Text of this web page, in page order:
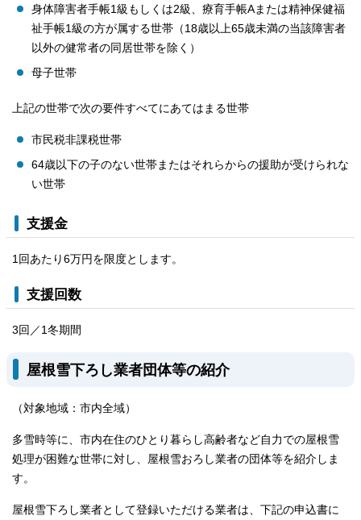
身体障害者手帳1級もしくは2級、療育手帳Aまたは精神保健福
祉手帳1級の方が属する世帯（18歳以上65歳未満の当該障害者
以外の健常者の同居世帯を除く）
母子世帯
上記の世帯で次の要件すべてにあてはまる世帯
市民税非課税世帯
64歳以下の子のない世帯またはそれらからの援助が受けられな
い世帯
支援金
1回あたり6万円を限度とします。
支援回数
3回／1冬期間
屋根雪下ろし業者団体等の紹介
（対象地域：市内全域）
多雪時等に、市内在住のひとり暮らし高齢者など自力での屋根雪
処理が困難な世帯に対し、屋根雪おろし業者の団体等を紹介しま
す。
屋根雪下ろし業者として登録いただける業者は、下記の申込書に